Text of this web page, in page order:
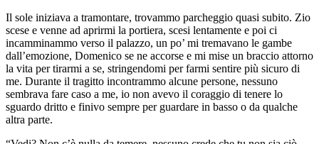
Il sole iniziava a tramontare, trovammo parcheggio quasi subito. Zio
scese e venne ad aprirmi la portiera, scesi lentamente e poi ci
incamminammo verso il palazzo, un po’ mi tremavano le gambe
dall’emozione, Domenico se ne accorse e mi mise un braccio attorno
la vita per tirarmi a se, stringendomi per farmi sentire più sicuro di
me. Durante il tragitto incontrammo alcune persone, nessuno
sembrava fare caso a me, io non avevo il coraggio di tenere lo
sguardo dritto e finivo sempre per guardare in basso o da qualche
altra parte.